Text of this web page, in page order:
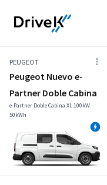
PEUGEOT
Peugeot Nuevo e-
Partner Doble Cabina
e-Partner Doble Cabina XL 100kW
50kWh